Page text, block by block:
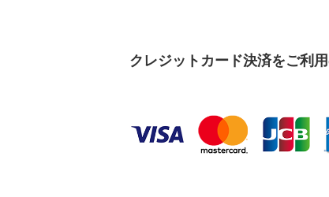
クレジットカード決済をご利